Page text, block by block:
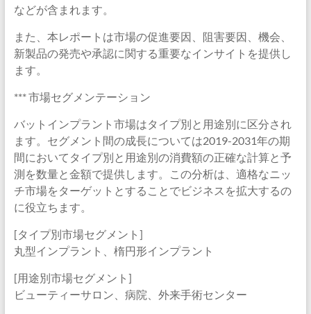
などが含まれます。
また、本レポートは市場の促進要因、阻害要因、機会、
新製品の発売や承認に関する重要なインサイトを提供し
ます。
*** 市場セグメンテーション
バットインプラント市場はタイプ別と用途別に区分され
ます。セグメント間の成長については2019-2031年の期
間においてタイプ別と用途別の消費額の正確な計算と予
測を数量と金額で提供します。この分析は、適格なニッ
チ市場をターゲットとすることでビジネスを拡大するの
に役立ちます。
[タイプ別市場セグメント]
丸型インプラント、楕円形インプラント
[用途別市場セグメント]
ビューティーサロン、病院、外来手術センター